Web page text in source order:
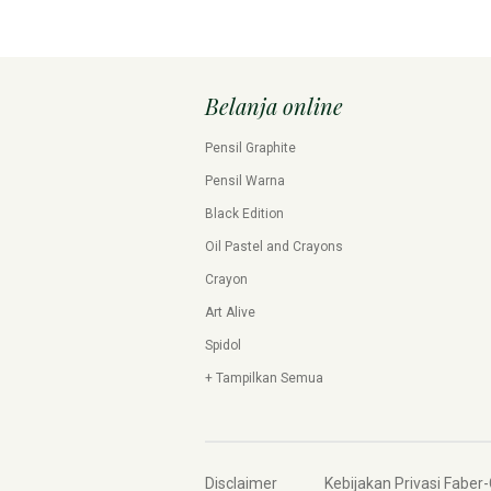
Belanja online
Pensil Graphite
Pensil Warna
Black Edition
Oil Pastel and Crayons
Crayon
Art Alive
Spidol
+ Tampilkan Semua
Disclaimer Kebijakan Privasi Faber-